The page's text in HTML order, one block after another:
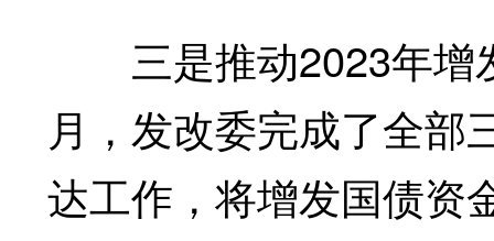
三是推动2023年增
月，发改委完成了全部
达工作，将增发国债资